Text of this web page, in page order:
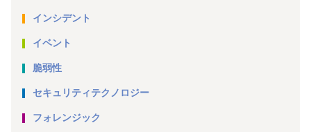
インシデント
イベント
脆弱性
セキュリティテクノロジー
フォレンジック